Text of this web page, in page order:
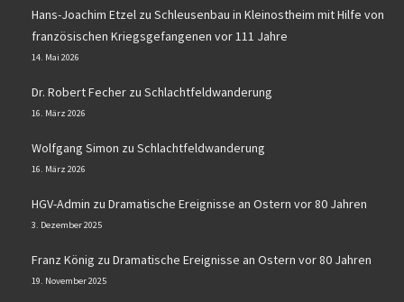
Hans-Joachim Etzel zu Schleusenbau in Kleinostheim mit Hilfe von
französischen Kriegsgefangenen vor 111 Jahre
14. Mai 2026
Dr. Robert Fecher zu Schlachtfeldwanderung
16. März 2026
Wolfgang Simon zu Schlachtfeldwanderung
16. März 2026
HGV-Admin zu Dramatische Ereignisse an Ostern vor 80 Jahren
3. Dezember 2025
Franz König zu Dramatische Ereignisse an Ostern vor 80 Jahren
19. November 2025